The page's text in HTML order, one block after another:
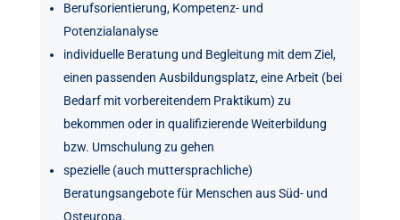
Berufsorientierung, Kompetenz- und
Potenzialanalyse
individuelle Beratung und Begleitung mit dem Ziel,
einen passenden Ausbildungsplatz, eine Arbeit (bei
Bedarf mit vorbereitendem Praktikum) zu
bekommen oder in qualifizierende Weiterbildung
bzw. Umschulung zu gehen
spezielle (auch muttersprachliche)
Beratungsangebote für Menschen aus Süd- und
Osteuropa.